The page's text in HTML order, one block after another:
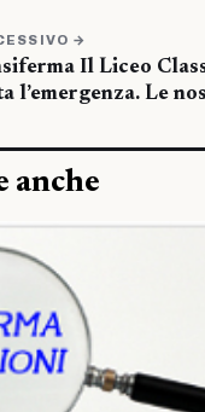
→
Il Liceo
l’emergenza. Le
anche